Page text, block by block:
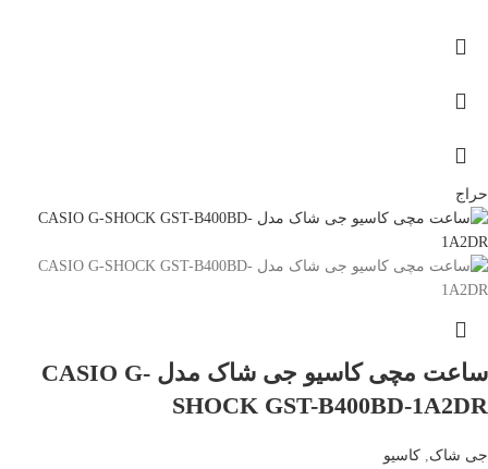
حراج
ساعت مچی کاسیو جی شاک مدل CASIO G-
SHOCK GST-B400BD-1A2DR
جی شاک کاسیو